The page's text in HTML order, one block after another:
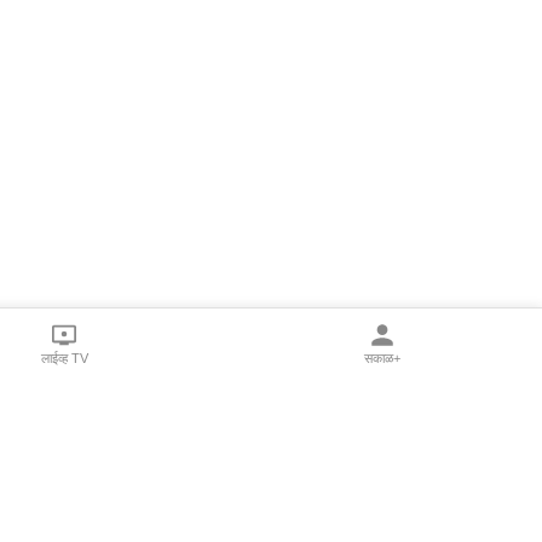
लाईव्ह TV सकाळ+